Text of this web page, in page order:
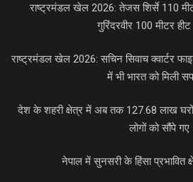
राष्ट्रमंडल खेल 2026: तेजस शिर्से 110
गुरिंदरवीर 100 मीटर
राष्ट्रमंडल खेल 2026: सचिन सिवाच क्वार्टर
में भी भारत को मिली
देश के शहरी क्षेत्र में अब तक 127.68 लाख
लोगों को सौंपे गए
नेपाल में सुनसरी के हिंसा प्रभावित